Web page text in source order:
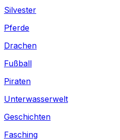
Silvester
Pferde
Drachen
Fußball
Piraten
Unterwasserwelt
Geschichten
Fasching